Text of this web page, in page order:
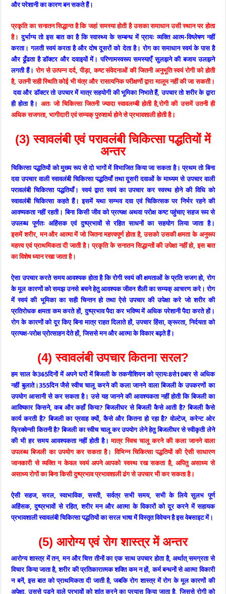
और परेशानी का कारण बन सकते हैं।
प्रकृति का सनातन सिद्धान्त है कि जहां समस्या होती है उसका समाधान उसी स्थान पर होता
है।दुर्भाग्य तो इस बात का है कि स्वास्थ्य के सम्बन्ध में प्रायः व्यक्ति आत्म-विष्लेषण नहीं
करता। गलती स्वयं करता है और दोष दूसरों को देता है। रोग का समाधान स्वयं के पास है
और ढूँढता है डॉक्टर और दवाइयों में। परिणामस्वरूप समस्याएँ सुलझने की बजाय उलझने
लगती हैं।रोग से उत्पन्न दर्द, पीड़ा, कष्ट संवेदनाओं की जितनी अनुभूति स्वयं रोगी को होती
है, उतनी सही स्थिति कोई भी यंत्र और रासायनिक परीक्षणों द्वारा मालूम नहीं की जा सकती।
दवा और डॉक्टर तो उपचार में मात्र सहयोगी की भूमिका निभाते हैं, उपचार तो शरीर के द्वारा
ही होता है। अतः जो चिकित्सा जितनी ज्यादा स्वावलम्बी होती है,रोगी की उसमें उतनी ही
अधिक सजगता, भागीदारी एवं सम्यक् पुरुशार्थ होने से प्रभावशाली होती है।
(3) स्वावलंबी एवं परावलंबी चिकित्सा पद्धतियों में
अन्तर
चिकित्सा पद्धतियों को मुख्य रूप से दो भागों में विभाजित किया जा सकता है। प्रथम तो बिना
दवा उपचार वाली स्वावलंबी चिकित्सा पद्धतियाँ तथा दूसरी दवाओं के माध्यम से उपचार वाली
परावलंबी चिकित्सा पद्धतियाँ। स्वयं द्वारा स्वयं का उपचार कर स्वस्थ होने की विधि को
स्वावलंबी चिकित्सा कहते हैं। इसमें यथा सम्भव दवा एवं चिकित्सक पर निर्भर रहने की
आवष्यकता नहीं रहती। बिना किसी जीव को प्रत्यक्ष अथवा परोक्ष कष्ट पहुंचाए सहज रूप से
उपलब्ध पूर्णतः अहिंसक एवं दुष्प्रभावों से रहित साधनों का सहयोग लिया जाता है।
इसमें शरीर, मन और आत्मा में जो जितना महत्त्वपूर्ण होता है, उसको उसकी क्षमता के अनुरूप
महत्त्व एवं प्राथमिकता दी जाती है। प्रकृति के सनातन सिद्धान्तों की उपेक्षा नहीं हो, इस बात
का विशेष ध्यान रखा जाता है।
ऐसा उपचार करते समय आवश्यक होता है कि रोगी स्वयं की क्षमताओं के प्रति सजग हो, रोग
के मूल कारणों को समझ उनसे बचने हेतु आवश्यक जीवन शैली का सम्यक् आचरण करे। रोग
में स्वयं की भूमिका का सही चिन्तन हो तथा ऐसे उपचार की उपेक्षा करे जो शरीर की
प्रतिरोधक क्षमता कम करते हों, दुष्प्रभाव पैदा कर भविष्य में अधिक परेशानी पैदा करते हों।
रोग के कारणों को दूर किए बिना मात्र राहत दिलाते हों, उपचार हिंसा, क्रूरता, निर्दयता को
प्रत्यक्ष-परोक्ष प्रोत्साहन देते हों, जिससे मन और आत्मा के विकार बढ़ते हैं।
(4) स्वावलंबी उपचार कितना सरल?
हम साल के365दिनों में अपने घरों में बिजली के तकनीशियन को प्रायः8से10बार से अधिक
नहीं बुलाते।355दिन जैसे स्वीच चालू करने की कला जानने वाला बिजली के उपकरणों का
उपयोग आसानी से कर सकता है। उसे यह जानने की आवश्यकता नहीं होती कि बिजली का
आविष्कार किसने, कब और कहाँ किया? बिजलीघर से बिजली कैसे आती है? बिजली कैसे
कार्य करती है? बिजली का प्रवाह क्यों, कैसे और कितना हो रहा है? वोल्टेज, करेन्ट ओर
फ्रिक्वेन्सी कितनी है? बिजली का स्वीच चालू कर उपयोग लेने हेतु बिजलीघर से स्वीकृती लेने
की भी हर समय आवश्यकता नहीं होती है।मात्र स्विच चालू करने की कला जानने वाला
उपलब्ध बिजली का उपयोग कर सकता है। विभिन्न चिकित्सा पद्धतियों की ऐसी साधारण
जानकारी से व्यक्ति न केवल स्वयं अपने आपको स्वस्थ रख सकता है, अपितु असाध्य से
असाध्य रोगों का बिना किसी दुष्प्रभाव प्रभावशाली ढंग से उपचार भी कर सकता है।
ऐसी सहज, सरल, स्वाभाविक, सस्ती, सर्वत्र सभी समय, सभी के लिये सुलभ पूर्ण
अहिंसक, दुष्प्रभावों से रहित, शरीर मन और आत्मा के विकारों को दूर करने में सहायक
प्रभावशाली स्वावलंबी चिकित्सा पद्धतियों का सरल भाषा में विस्तृत विवेचन है इस वेबसाइट में।
(5) आरोग्य एवं रोग शास्त्र में अन्तर
आरोग्य शास्त्र में तन, मन और चित्त तीनों का एक साथ उपचार होता है, अर्थात् समग्रता से
विचार किया जाता है, शरीर की प्रतिकारात्मक शक्ति कम न हों, कर्म बन्धनों से आत्मा विकारी
न बनें, इस बात को प्राथमिकता दी जाती है, जबकि रोग शास्त्र में रोग के मूल कारणों की
अपेक्षा, उससे पड़ने वाले प्रभावों को शांत करने का प्रयास किया जाता है, जिससे रोगी को